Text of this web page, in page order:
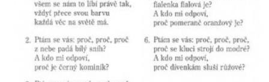
VZDĚLÁVACÍ BLOK LISTOPAD
VZDĚLÁVACÍ BLOK PROSINEC